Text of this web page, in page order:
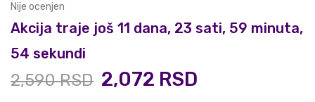
Nije ocenjen
Akcija traje još 11 dana, 23 sati, 59 minuta,
53 sekundi
2,590 RSD 2,072 RSD